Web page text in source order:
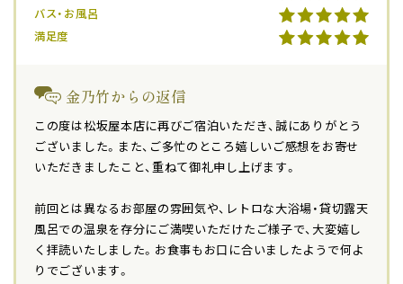
バス・お風呂
満足度
金乃竹からの返信
この度は松坂屋本店に再びご宿泊いただき、誠にありがとう
ございました。また、ご多忙のところ嬉しいご感想をお寄せ
いただきましたこと、重ねて御礼申し上げます。
前回とは異なるお部屋の雰囲気や、レトロな大浴場・貸切露天
風呂での温泉を存分にご満喫いただけたご様子で、大変嬉し
く拝読いたしました。お食事もお口に合いましたようで何よ
りでございます。